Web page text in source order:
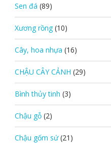
Sen đá (89)
Xương rồng (10)
Cây, hoa nhựa (16)
CHẬU CÂY CẢNH (29)
Bình thủy tinh (3)
Chậu gỗ (2)
Chậu gốm sứ (21)